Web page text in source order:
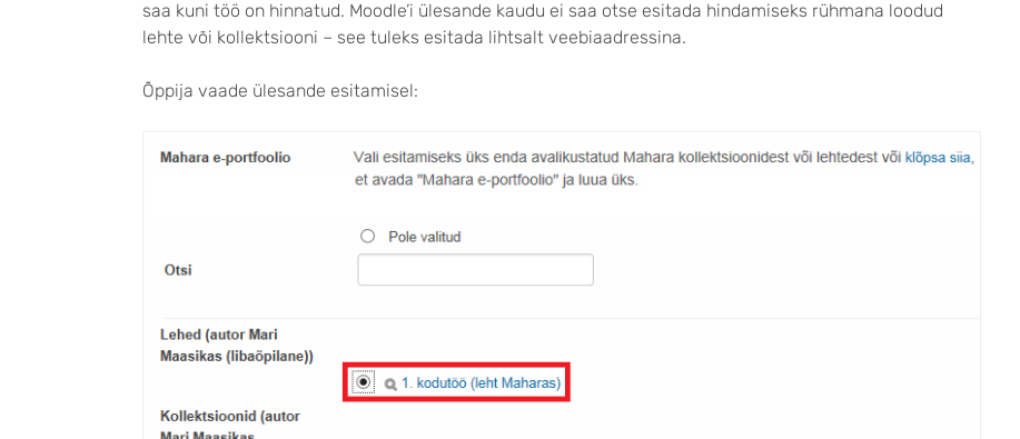
saa kuni töö on hinnatud. Moodle’i ülesande kaudu ei saa otse esitada hindamiseks rühmana loodud
lehte või kollektsiooni – see tuleks esitada lihtsalt veebiaadressina.
Õppija vaade ülesande esitamisel: